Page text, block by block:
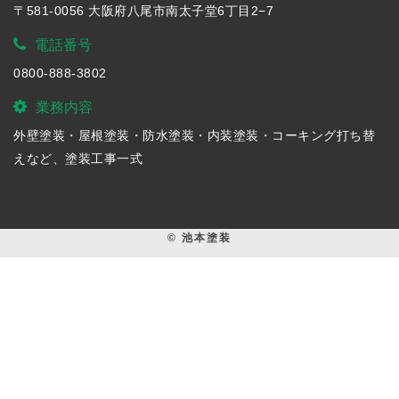
〒581-0056 大阪府八尾市南太子堂6丁目2−7
電話番号
0800-888-3802
業務内容
外壁塗装・屋根塗装・防水塗装・内装塗装・コーキング打ち替
えなど、塗装工事一式
© 池本塗装